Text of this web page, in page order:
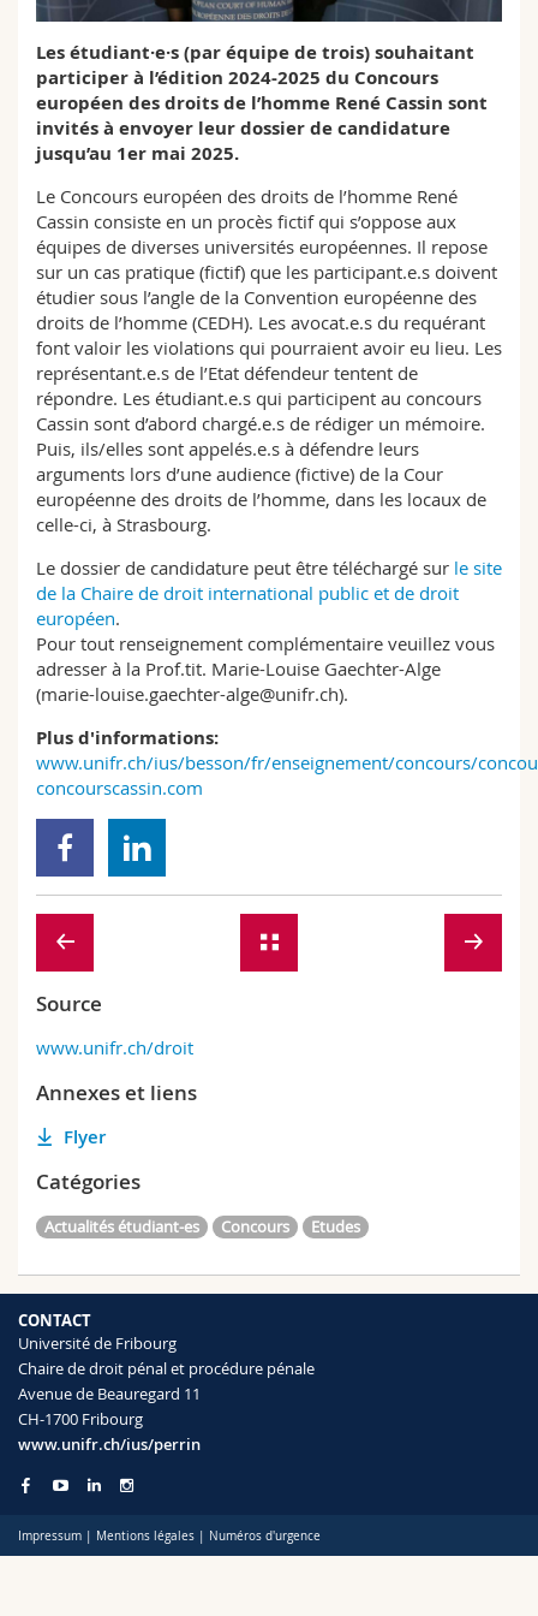
Sciences et médecine
Interfacultaire
Collaborateurs
Doctorants
Webmail
Programme des cours
MyUnifr
Les étudiant·e·s (par équipe de trois) souhaitant
participer à l’édition 2024-2025 du Concours
européen des droits de l’homme René Cassin sont
invités à envoyer leur dossier de candidature
jusqu’au 1er mai 2025.
Le Concours européen des droits de l’homme René
Cassin consiste en un procès fictif qui s’oppose aux
équipes de diverses universités européennes. Il repose
sur un cas pratique (fictif) que les participant.e.s doivent
étudier sous l’angle de la Convention européenne des
droits de l’homme (CEDH). Les avocat.e.s du requérant
font valoir les violations qui pourraient avoir eu lieu. Les
représentant.e.s de l’Etat défendeur tentent de
répondre. Les étudiant.e.s qui participent au concours
Cassin sont d’abord chargé.e.s de rédiger un mémoire.
Puis, ils/elles sont appelés.e.s à défendre leurs
arguments lors d’une audience (fictive) de la Cour
européenne des droits de l’homme, dans les locaux de
celle-ci, à Strasbourg.
Le dossier de candidature peut être téléchargé sur le site
de la Chaire de droit international public et de droit
européen.
Pour tout renseignement complémentaire veuillez vous
adresser à la Prof.tit. Marie-Louise Gaechter-Alge
(marie-louise.gaechter-alge@unifr.ch).
Plus d'informations:
www.unifr.ch/ius/besson/fr/enseignement/concours/
concourscassin.com
Source
www.unifr.ch/droit
Annexes et liens
Flyer
Catégories
Actualités étudiant-es Concours Etudes
CONTACT
Université de Fribourg
Chaire de droit pénal et procédure pénale
Avenue de Beauregard 11
CH-1700 Fribourg
www.unifr.ch/ius/perrin
Impressum | Mentions légales | Numéros d'urgence